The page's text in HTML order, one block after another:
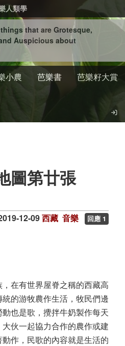
人類學
that are Grotesque,
Auspicious about
小農 芭樂書
芭樂籽大賞
圖第廿張
12-09西藏 音樂 回應 1
在有世界屋脊之稱的西藏高
的游牧農作生活，牧民們邊
也是歌，攪拌牛奶製作每天
伙一起協力合作的農作或建
作，民歌的內容就是生活的